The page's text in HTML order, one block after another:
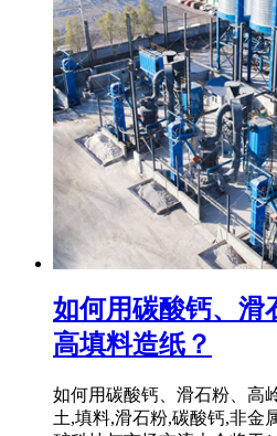
如何用碳酸钙、滑
高填料造纸？
如何用碳酸钙、滑石粉、高
土,填料,滑石粉,碳酸钙,非金